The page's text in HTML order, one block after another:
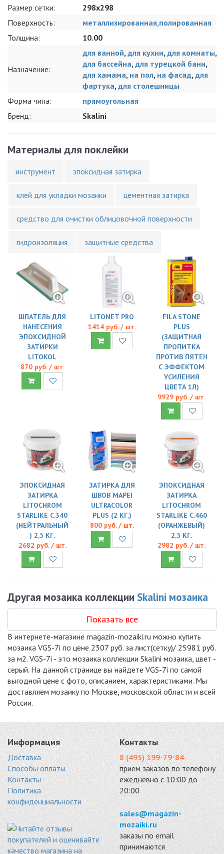
Размер сетки:
298x298
Поверхность:
металлизированная,полированная
Толщина:
10.00
Назначение:
для ванной, для кухни, для комнаты,
для бассейна, для турецкой бани,
для хамама, на пол, на фасад, для
фартука, для столешницы
Форма чипа:
прямоугольная
Бренд:
Skalini
Материалы для поклейки
инструмент эпоксидная затирка
клей для укладки мозаики цементная затирка
средство для очистки облицовочной поверхности
гидроизоляция защитные средства
ШПАТЕЛЬ ДЛЯ
НАНЕСЕНИЯ
ЭПОКСИДНОЙ
ЗАТИРКИ
LITOKOL
870 руб. / шт.
LITONET PRO
1414 руб. / шт.
FILA STONE
PLUS
(ЗАЩИТНАЯ
ПРОПИТКА
ПРОТИВ ПЯТЕН
С ЭФФЕКТОМ
УСИЛЕНИЯ
ЦВЕТА 1Л)
9929 руб. / шт.
ЭПОКСИДНАЯ
ЗАТИРКА
LITOCHROM
STARLIKE C.340
(НЕЙТРАЛЬНЫЙ
) 2,5 КГ.
2682 руб. / шт.
ЗАТИРКА ДЛЯ
ШВОВ MAPEI
ULTRACOLOR
PLUS (2 КГ.)
800 руб. / шт.
ЭПОКСИДНАЯ
ЗАТИРКА
LITOCHROM
STARLIKE C.460
(ОРАНЖЕВЫЙ)
2,5 КГ.
2982 руб. / шт.
Другая мозаика коллекции Skalini мозаика
Показать все
В интернете-магазине magazin-mozaiki.ru можно купить
мозаика VGS-7i по цене 2307 руб. за лист(сетку)/ 25981 руб.
за м2. VGS-7i - это мозаика коллекции Skalini мозаика, цвет -
серый. На данной странице вы найдете VGS-7i по самой
выгодной цене с фото, описанием, характеристиками. Мы
доставляем мозаику по Москве, московской области и всей
России.
Информация
Доставка
Способы оплаты
Контакты
Политика
конфиденциальности
Контакты
8 (495) 199-79-84
прием заказов по телефону
ежедневно с 10:00 до
20:00
sales@magazin-
mozaiki.ru
заказы по email
принимаются